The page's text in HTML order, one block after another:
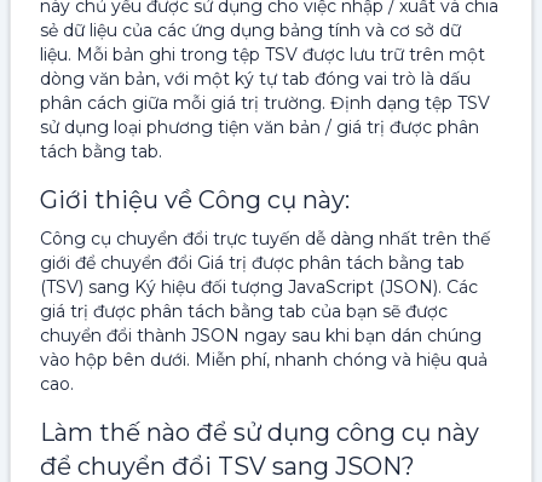
này chủ yếu được sử dụng cho việc nhập / xuất và chia
sẻ dữ liệu của các ứng dụng bảng tính và cơ sở dữ
liệu. Mỗi bản ghi trong tệp TSV được lưu trữ trên một
dòng văn bản, với một ký tự tab đóng vai trò là dấu
phân cách giữa mỗi giá trị trường. Định dạng tệp TSV
sử dụng loại phương tiện văn bản / giá trị được phân
tách bằng tab.
Giới thiệu về Công cụ này:
Công cụ chuyển đổi trực tuyến dễ dàng nhất trên thế
giới để chuyển đổi Giá trị được phân tách bằng tab
(TSV) sang Ký hiệu đối tượng JavaScript (JSON). Các
giá trị được phân tách bằng tab của bạn sẽ được
chuyển đổi thành JSON ngay sau khi bạn dán chúng
vào hộp bên dưới. Miễn phí, nhanh chóng và hiệu quả
cao.
Làm thế nào để sử dụng công cụ này
để chuyển đổi TSV sang JSON?